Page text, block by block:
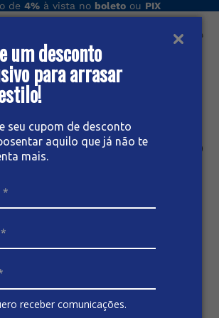
um desconto
para arrasar
seu cupom de desconto
aquilo que já não te
mais.
receber comunicações.
de 4%à vista no boletoou PIX
procura hoje?
Cigarrete Feminino
o mouse sob a imagem para dar zoom
se para ver os preços